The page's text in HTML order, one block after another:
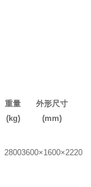
重量
(kg)
外形尺寸
(mm)
28003600×1600×2220